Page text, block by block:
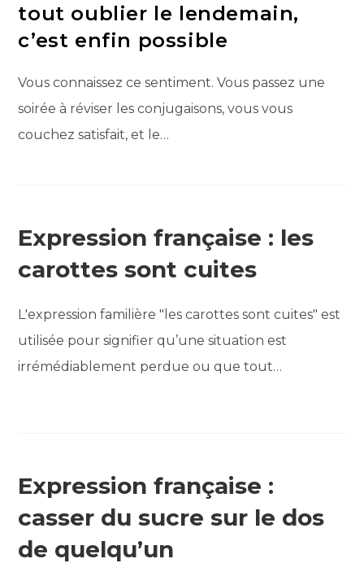
tout oublier le lendemain,
c’est enfin possible
Vous connaissez ce sentiment. Vous passez une
soirée à réviser les conjugaisons, vous vous
couchez satisfait, et le…
Expression française : les
carottes sont cuites
L'expression familière "les carottes sont cuites" est
utilisée pour signifier qu’une situation est
irrémédiablement perdue ou que tout…
Expression française :
casser du sucre sur le dos
de quelqu’un